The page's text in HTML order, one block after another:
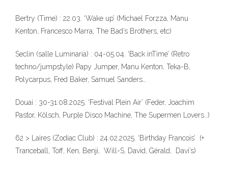
Bertry (Time) : 22.03. ‘Wake up’ (Michael Forzza, Manu
Kenton, Francesco Marra, The Bad’s Brothers, etc)
Seclin (salle Luminaria) : 04-05.04. ‘Back inTime’ (Retro
techno/jumpstyle) Papy Jumper, Manu Kenton, Teka-B,
Polycarpus, Fred Baker, Samuel Sanders…
Douai : 30-31.08.2025. ‘Festival Plein Air’ (Feder, Joachim
Pastor, Kölsch, Purple Disco Machine, The Supermen Lovers…)
62 > Laires (Zodiac Club) : 24.02.2025. ‘Birthday Francois’ (+
Tranceball, Toff, Ken, Benji, Will-S, David, Gérald, Davi’s)